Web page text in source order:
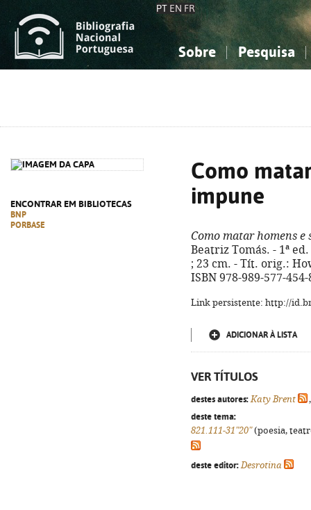
PT EN FR
Sobre Pesquisa
ENCONTRAR EM BIBLIOTECAS
BNP
PORBASE
Como
impune
Como matar homens e
Beatriz Tomás. - 1ª
; 23 cm. - Tít. orig.:
ISBN 978-989-577-454-
Link persistente: http://
ADICIONAR À LISTA
VER TÍTULOS
destes autores: Katy Brent
deste tema:
821.111-31"20"(poesia,
deste editor: Desrotina